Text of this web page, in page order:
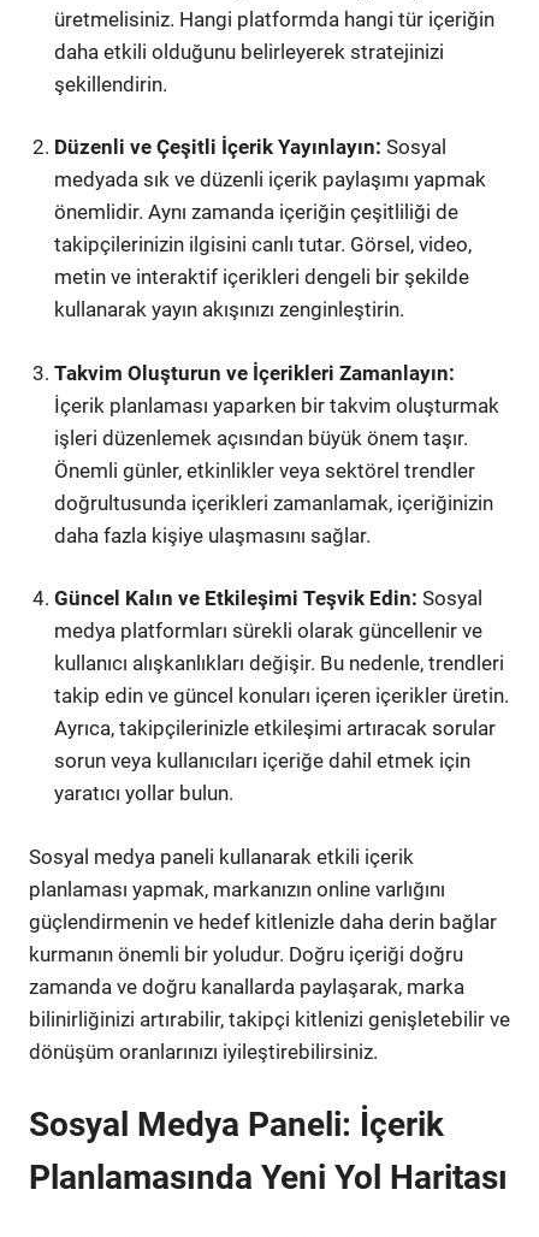
üretmelisiniz. Hangi platformda hangi tür içeriğin
daha etkili olduğunu belirleyerek stratejinizi
şekillendirin.
Düzenli ve Çeşitli İçerik Yayınlayın: Sosyal
medyada sık ve düzenli içerik paylaşımı yapmak
önemlidir. Aynı zamanda içeriğin çeşitliliği de
takipçilerinizin ilgisini canlı tutar. Görsel, video,
metin ve interaktif içerikleri dengeli bir şekilde
kullanarak yayın akışınızı zenginleştirin.
Takvim Oluşturun ve İçerikleri Zamanlayın:
İçerik planlaması yaparken bir takvim oluşturmak
işleri düzenlemek açısından büyük önem taşır.
Önemli günler, etkinlikler veya sektörel trendler
doğrultusunda içerikleri zamanlamak, içeriğinizin
daha fazla kişiye ulaşmasını sağlar.
Güncel Kalın ve Etkileşimi Teşvik Edin: Sosyal
medya platformları sürekli olarak güncellenir ve
kullanıcı alışkanlıkları değişir. Bu nedenle, trendleri
takip edin ve güncel konuları içeren içerikler üretin.
Ayrıca, takipçilerinizle etkileşimi artıracak sorular
sorun veya kullanıcıları içeriğe dahil etmek için
yaratıcı yollar bulun.
Sosyal medya paneli kullanarak etkili içerik
planlaması yapmak, markanızın online varlığını
güçlendirmenin ve hedef kitlenizle daha derin bağlar
kurmanın önemli bir yoludur. Doğru içeriği doğru
zamanda ve doğru kanallarda paylaşarak, marka
bilinirliğinizi artırabilir, takipçi kitlenizi genişletebilir ve
dönüşüm oranlarınızı iyileştirebilirsiniz.
Sosyal Medya Paneli: İçerik
Planlamasında Yeni Yol Haritası